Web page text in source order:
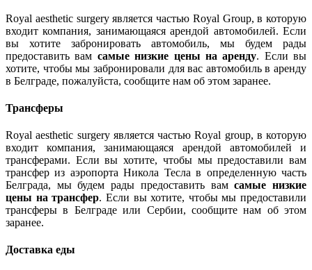
Royal aesthetic surgery является частью Royal Group, в которую
входит компания, занимающаяся арендой автомобилей. Если
вы хотите забронировать автомобиль, мы будем рады
предоставить вам самые низкие цены на аренду. Если вы
хотите, чтобы мы забронировали для вас автомобиль в аренду
в Белграде, пожалуйста, сообщите нам об этом заранее.
Трансферы
Royal aesthetic surgery является частью Royal group, в которую
входит компания, занимающаяся арендой автомобилей и
трансферами. Если вы хотите, чтобы мы предоставили вам
трансфер из аэропорта Никола Тесла в определенную часть
Белграда, мы будем рады предоставить вамсамые низкие
цены на трансфер. Если вы хотите, чтобы мы предоставили
трансферы в Белграде или Сербии, сообщите нам об этом
заранее.
Доставка еды